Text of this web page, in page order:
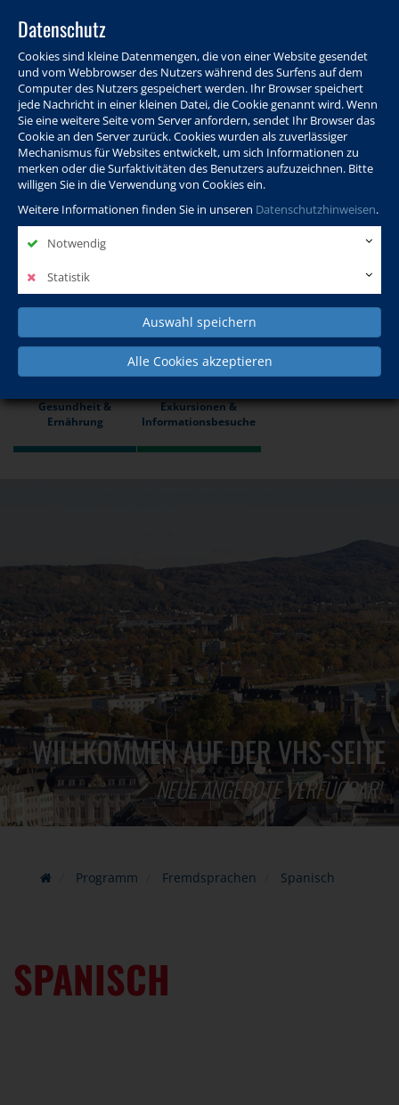
Datenschutz
Cookies sind kleine Datenmengen, die von einer Website gesendet
und vom Webbrowser des Nutzers während des Surfens auf dem
Computer des Nutzers gespeichert werden. Ihr Browser speichert
jede Nachricht in einer kleinen Datei, die Cookie genannt wird. Wenn
Sie eine weitere Seite vom Server anfordern, sendet Ihr Browser das
Cookie an den Server zurück. Cookies wurden als zuverlässiger
Mechanismus für Websites entwickelt, um sich Informationen zu
merken oder die Surfaktivitäten des Benutzers aufzuzeichnen. Bitte
willigen Sie in die Verwendung von Cookies ein.
Weitere Informationen finden Sie in unseren Datenschutzhinweisen.
Notwendig
Statistik
Auswahl speichern
Alle Cookies akzeptieren
Programm Info & Service Aktuelles Warenkorb Login
Ansprechpersonen Kontakt Sitemap
Politik, Wissenschaft &
Internationales
Beruf, IT & Digitales
Gesundheit &
Ernährung
Exkursionen &
Informationsbesuche
WILLKOMMEN AUF DER VHS-SEITE
NEUE ANGEBOTE VERFÜGBAR!
Programm Fremdsprachen Spanisch
SPANISCH